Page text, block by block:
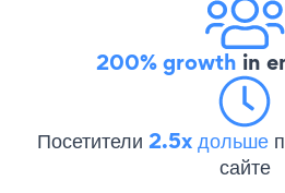
200% growth in
Посетители 2.5x дольше
сайте